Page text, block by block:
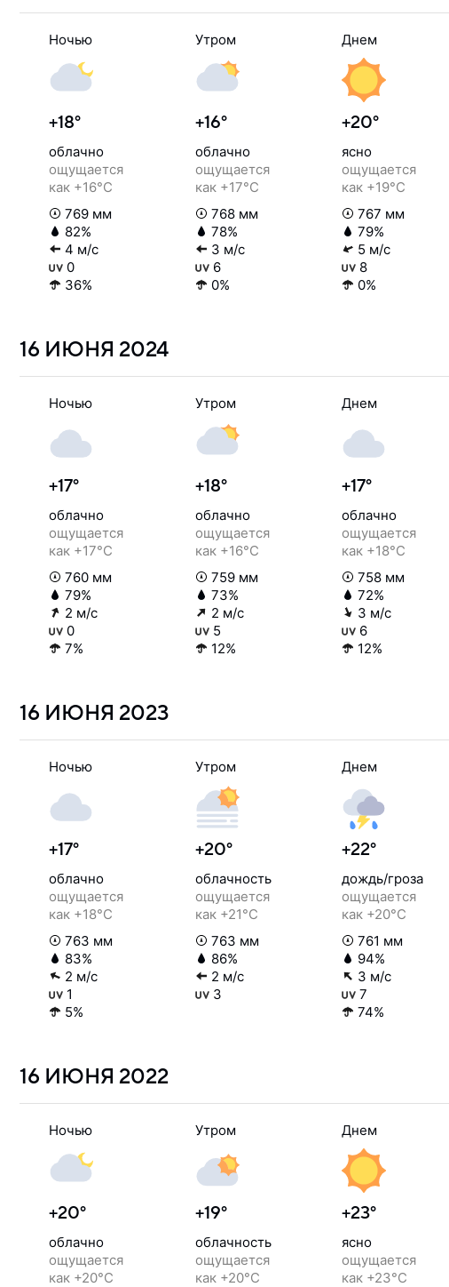
Ночью
+18°
облачно
ощущается
как +16°C
769 мм
82%
4 м/с
0
36%
Утром
+16°
облачно
ощущается
как +17°C
768 мм
78%
3 м/с
6
0%
Днем
+20°
ясно
ощущается
как +19°C
767 мм
79%
5 м/с
8
0%
16 ИЮНЯ 2024
Ночью
+17°
облачно
ощущается
как +17°C
760 мм
79%
2 м/с
0
7%
Утром
+18°
облачно
ощущается
как +16°C
759 мм
73%
2 м/с
5
12%
Днем
+17°
облачно
ощущается
как +18°C
758 мм
72%
3 м/с
6
12%
16 ИЮНЯ 2023
Ночью
+17°
облачно
ощущается
как +18°C
763 мм
83%
2 м/с
1
5%
Утром
+20°
облачность
ощущается
как +21°C
763 мм
86%
2 м/с
3
Днем
+22°
дождь/гроза
ощущается
как +20°C
761 мм
94%
3 м/с
7
74%
16 ИЮНЯ 2022
Ночью
+20°
облачно
ощущается
как +20°C
Утром
+19°
облачность
ощущается
как +20°C
Днем
+23°
ясно
ощущается
как +23°C